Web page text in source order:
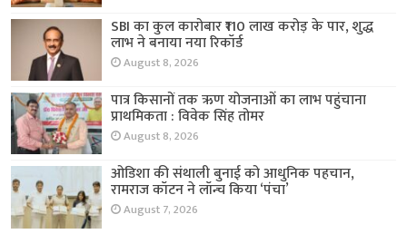
SBI का कुल कारोबार ₹110 लाख करोड़ के पार, शुद्ध
लाभ ने बनाया नया रिकॉर्ड
August 8, 2026
पात्र किसानों तक ऋण योजनाओं का लाभ पहुंचाना
प्राथमिकता : विवेक सिंह तोमर
August 8, 2026
ओडिशा की संथाली बुनाई को आधुनिक पहचान,
रामराज कॉटन ने लॉन्च किया ‘पंचा’
August 7, 2026